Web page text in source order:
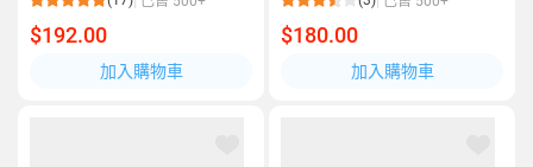
$192.00
加入購物車
$180.00
加入購物車